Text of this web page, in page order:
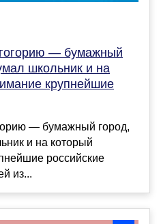
— бумажный
школьник и на
крупнейшие
— бумажный город,
и на который
российские
из...